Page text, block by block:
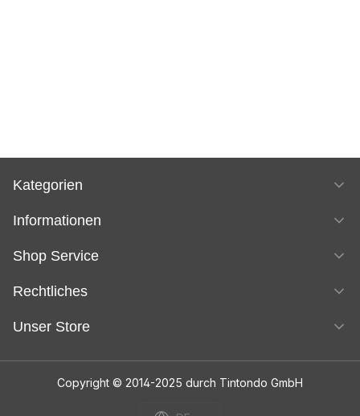
Kategorien
Informationen
Shop Service
Rechtliches
Unser Store
Copyright © 2014-2025 durch Tintondo GmbH